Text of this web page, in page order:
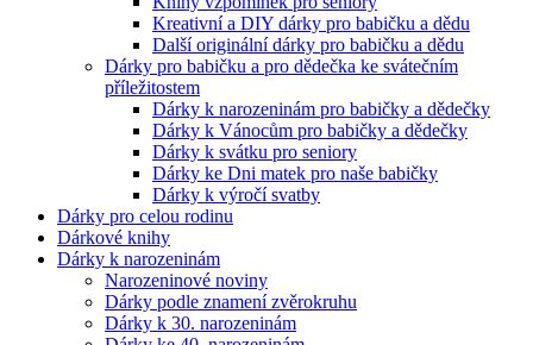
Kreativní a DIY dárky pro babičku a dědu
Další originální dárky pro babičku a dědu
Dárky pro babičku a pro dědečka ke svátečním
příležitostem
Dárky k narozeninám pro babičky a dědečky
Dárky k Vánocům pro babičky a dědečky
Dárky k svátku pro seniory
Dárky ke Dni matek pro naše babičky
Dárky k výročí svatby
Dárky pro celou rodinu
Dárkové knihy
Dárky k narozeninám
Narozeninové noviny
Dárky podle znamení zvěrokruhu
Dárky k 30. narozeninám